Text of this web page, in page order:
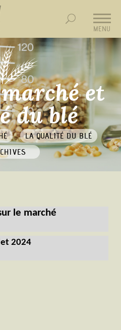
MENU
et
du blé
LA QUALITÉ DU BLÉ
le marché
2024